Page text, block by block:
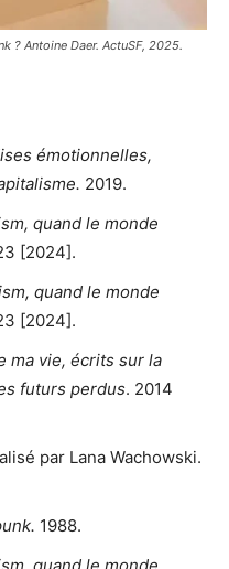
? Antoine Daer. ActuSF, 2025.
émotionnelles,
2019.
quand le monde
[2024].
quand le monde
[2024].
ma vie, écrits sur la
futurs perdus. 2014
par Lana Wachowski.
1988.